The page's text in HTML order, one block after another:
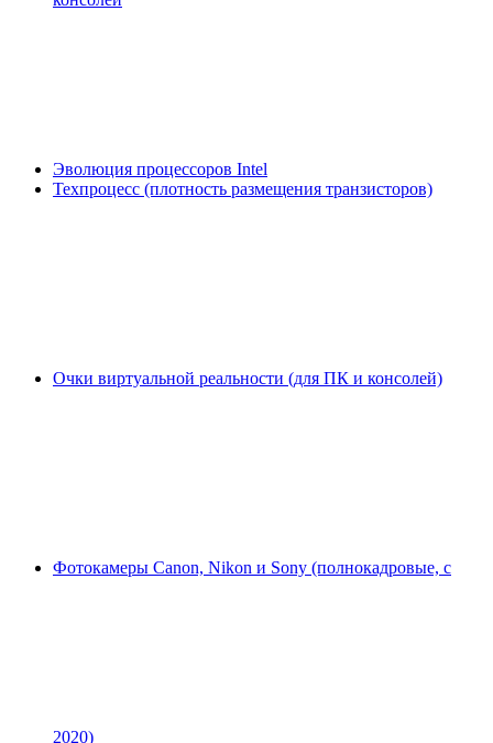
Эволюция процессоров Intel
Техпроцесс (плотность размещения транзисторов)
Очки виртуальной реальности (для ПК и консолей)
Фотокамеры Canon, Nikon и Sony (полнокадровые, с
2020)